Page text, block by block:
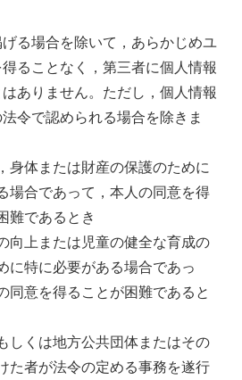
る場合を除いて，あらかじめユ
ることなく，第三者に個人情報
ありません。ただし，個人情報
令で認められる場合を除きま
身体または財産の保護のために
場合であって，本人の同意を得
難であるとき
向上または児童の健全な育成の
に特に必要がある場合であっ
同意を得ることが困難であると
しくは地方公共団体またはその
た者が法令の定める事務を遂行